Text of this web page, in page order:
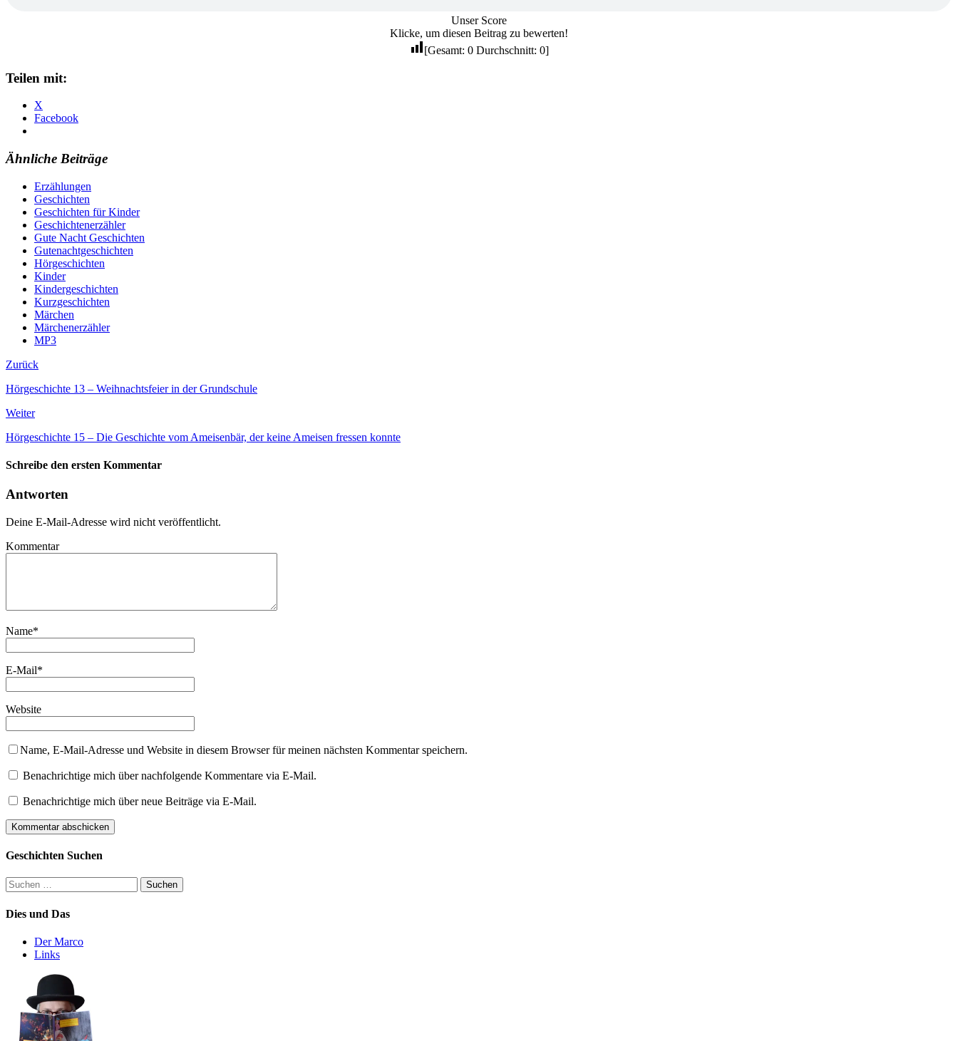
Unser Score
Klicke, um diesen Beitrag zu bewerten!
[Gesamt: 0Durchschnitt: 0]
Teilen mit:
X
Facebook
Ähnliche Beiträge
Erzählungen
Geschichten
Geschichten für Kinder
Geschichtenerzähler
Gute Nacht Geschichten
Gutenachtgeschichten
Hörgeschichten
Kinder
Kindergeschichten
Kurzgeschichten
Märchen
Märchenerzähler
MP3
Zurück
Hörgeschichte 13 – Weihnachtsfeier in der Grundschule
Weiter
Hörgeschichte 15 – Die Geschichte vom Ameisenbär, der keine Ameisen fressen konnte
Schreibe den ersten Kommentar
Antworten
Deine E-Mail-Adresse wird nicht veröffentlicht.
Kommentar
Name*
E-Mail*
Website
Name, E-Mail-Adresse und Website in diesem Browser für meinen nächsten Kommentar speichern.
Benachrichtige mich über nachfolgende Kommentare via E-Mail.
Benachrichtige mich über neue Beiträge via E-Mail.
Geschichten Suchen
Suchen
nach:
Dies und Das
Der Marco
Links